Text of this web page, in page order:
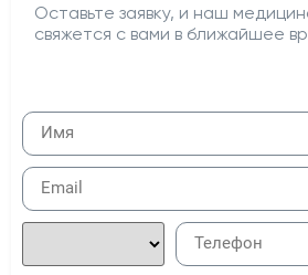
Оставьте заявку, и наш
свяжется с вами в ближайшее